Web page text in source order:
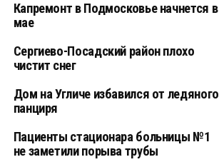
Капремонт в Подмосковье начнется в
мае
Сергиево-Посадский район плохо
чистит снег
Дом на Угличе избавился от ледяного
панциря
Пациенты стационара больницы №1
не заметили порыва трубы